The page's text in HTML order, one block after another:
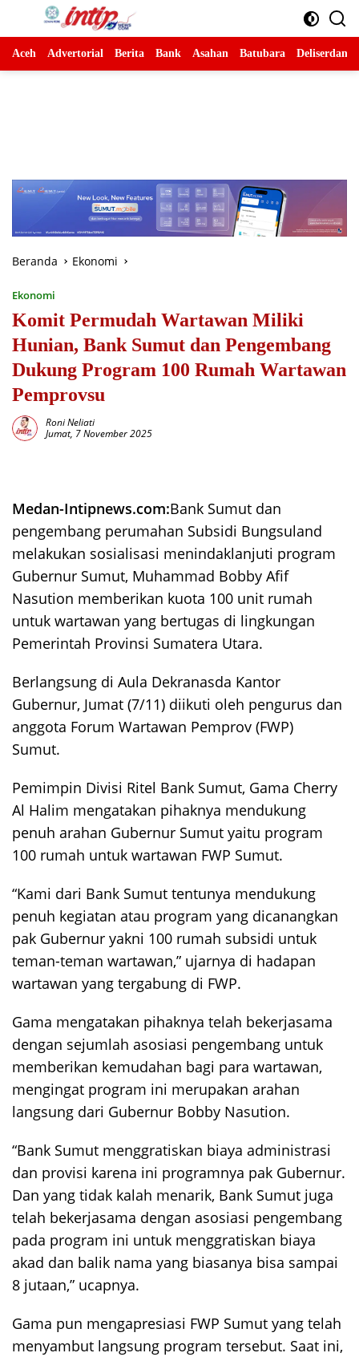
Langsung
Aceh Advertorial Berita Bank Asahan Batubara Deliserdang
Beranda Ekonomi
Ekonomi
Komit Permudah Wartawan Miliki
Hunian, Bank Sumut dan Pengembang
Dukung Program 100 Rumah Wartawan
Pemprovsu
Roni Neliati
Jumat, 7 November 2025
Medan-Intipnews.com:Bank Sumut dan
pengembang perumahan Subsidi Bungsuland
melakukan sosialisasi menindaklanjuti program
Gubernur Sumut, Muhammad Bobby Afif
Nasution memberikan kuota 100 unit rumah
untuk wartawan yang bertugas di lingkungan
Pemerintah Provinsi Sumatera Utara.
Berlangsung di Aula Dekranasda Kantor
Gubernur, Jumat (7/11) diikuti oleh pengurus dan
anggota Forum Wartawan Pemprov (FWP)
Sumut.
Pemimpin Divisi Ritel Bank Sumut, Gama Cherry
Al Halim mengatakan pihaknya mendukung
penuh arahan Gubernur Sumut yaitu program
100 rumah untuk wartawan FWP Sumut.
“Kami dari Bank Sumut tentunya mendukung
penuh kegiatan atau program yang dicanangkan
pak Gubernur yakni 100 rumah subsidi untuk
teman-teman wartawan,” ujarnya di hadapan
wartawan yang tergabung di FWP.
Gama mengatakan pihaknya telah bekerjasama
dengan sejumlah asosiasi pengembang untuk
memberikan kemudahan bagi para wartawan,
mengingat program ini merupakan arahan
langsung dari Gubernur Bobby Nasution.
“Bank Sumut menggratiskan biaya administrasi
dan provisi karena ini programnya pak Gubernur.
Dan yang tidak kalah menarik, Bank Sumut juga
telah bekerjasama dengan asosiasi pengembang
pada program ini untuk menggratiskan biaya
akad dan balik nama yang biasanya bisa sampai
8 jutaan,” ucapnya.
Gama pun mengapresiasi FWP Sumut yang telah
menyambut langsung program tersebut. Saat ini,